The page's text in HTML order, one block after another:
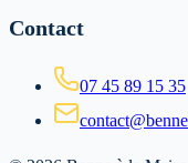
Contact
07 45 89 15 35